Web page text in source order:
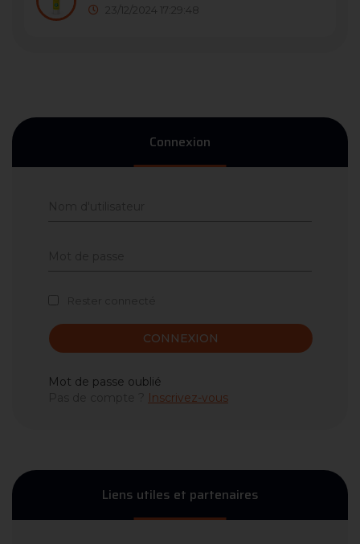
23/12/2024 17:29:48
Connexion
CONNEXION
Mot de passe oublié
Inscrivez-vous
Liens utiles et partenaires